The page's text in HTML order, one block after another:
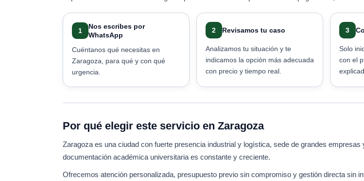
1
Nos escribes por
WhatsApp
Cuéntanos qué necesitas en
Zaragoza, para qué y con qué
urgencia.
2 Revisamos tu caso
Analizamos tu situación y te
indicamos la opción más adecuada
con precio y tiempo real.
3
Solo
con el
Por qué elegir este servicio en Zaragoza
Zaragoza es una ciudad con fuerte presencia industrial y logística, sede de grandes
documentación académica universitaria es constante y creciente.
Ofrecemos atención personalizada, presupuesto previo sin compromiso y gestión directa sin